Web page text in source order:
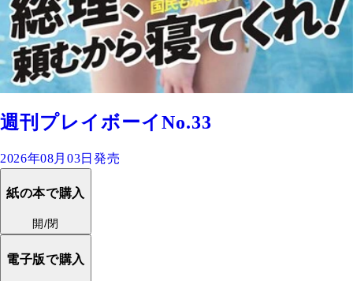
週刊プレイボーイNo.33
2026年08月03日発売
紙の本で購入
開/閉
電子版で購入